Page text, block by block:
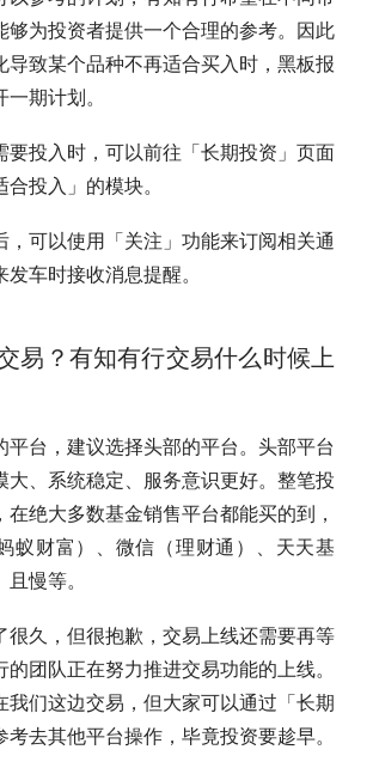
够为投资者提供一个合理的参考。因此
导致某个品种不再适合买入时，黑板报
期计划。
要投入时，可以前往「 长期投资 」页面
投入」的模块。
，可以使用「关注」功能来订阅相关通
车时接收消息提醒。
易？有知有行交易什么时候上
平台，建议选择头部的平台。头部平台
大、系统稳定、服务意识更好。整笔投
在绝大多数基金销售平台都能买的到，
蚁财富）、微信（理财通）、天天基
慢等。
很久，但很抱歉，交易上线还需要再等
的团队正在努力推进交易功能的上线。
我们这边交易，但大家可以通过「 长期
考去其他平台操作，毕竟投资要趁早。